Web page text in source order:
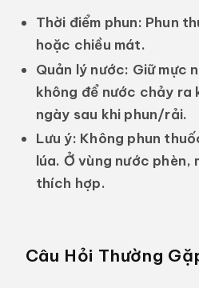
Thời điểm phun: Phun
hoặc chiều mát.
Quản lý nước: Giữ mực
không để nước chảy ra
ngày sau khi phun/rải.
Lưu ý: Không phun
lúa. Ở vùng nước phèn,
thích hợp.
Câu Hỏi Thường